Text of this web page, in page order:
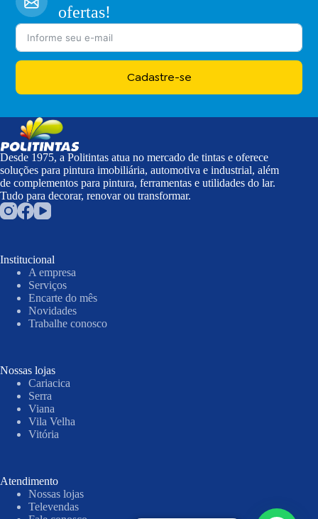
ofertas!
Cadastre-se
Desde 1975, a Politintas atua no mercado de tintas e oferece
soluções para pintura imobiliária, automotiva e industrial, além
de complementos para pintura, ferramentas e utilidades do lar.
Tudo para decorar, renovar ou transformar.
Institucional
A empresa
Serviços
Encarte do mês
Novidades
Trabalhe conosco
Nossas lojas
Cariacica
Serra
Viana
Vila Velha
Vitória
Atendimento
Nossas lojas
Televendas